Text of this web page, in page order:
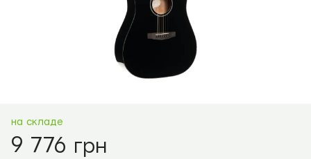
на складе
9 776 грн